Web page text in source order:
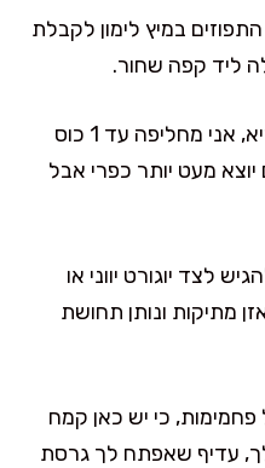
במיץ לימון לקבלת
ליד קפה שחור.
• אם רוצים גרסה קצת יותר בריא, אני מחליפה עד 1 כוס
מעט יותר כפרי אבל
לצד יוגורט יווני או
מתיקות ונותן תחושת
כי יש כאן קמח
עדיף שאפתח לך גרסת